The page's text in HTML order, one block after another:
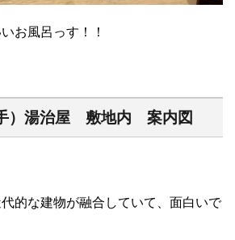
お風呂っす！！
）湯治屋 敷地内 案内図
的な建物が融合していて、面白いで